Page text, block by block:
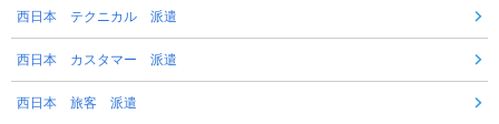
西日本 テクニカル 派遣
西日本 カスタマー 派遣
西日本 旅客 派遣